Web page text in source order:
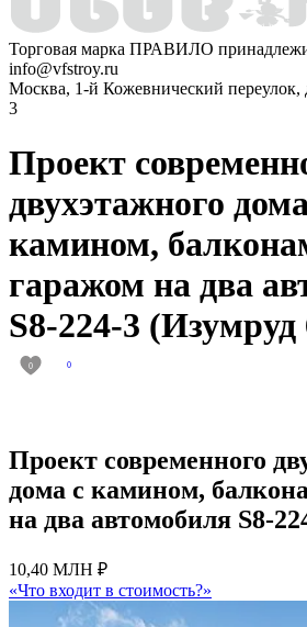
Торговая марка ПРАВИЛО
info@vfstroy.ru
Москва, 1-й Кожевнический переулок,
3
Проект
двухэтажного
камином,
гаражом на два
S8-224-3 (Изумруд
0 0
Проект современного
дома с камином,
на два автомобиля S8-
10,40 МЛН ₽
«Что входит в стоимость?»